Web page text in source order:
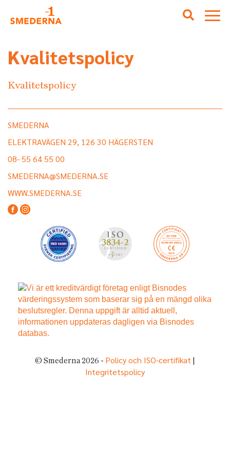
Kvalitetspolicy
Kvalitetspolicy
SMEDERNA
ELEKTRAVÄGEN 29, 126 30 HÄGERSTEN
08- 55 64 55 00
SMEDERNA@SMEDERNA.SE
WWW.SMEDERNA.SE
© Smederna 2026 - Policy och ISO-certifikat
Integritetspolicy